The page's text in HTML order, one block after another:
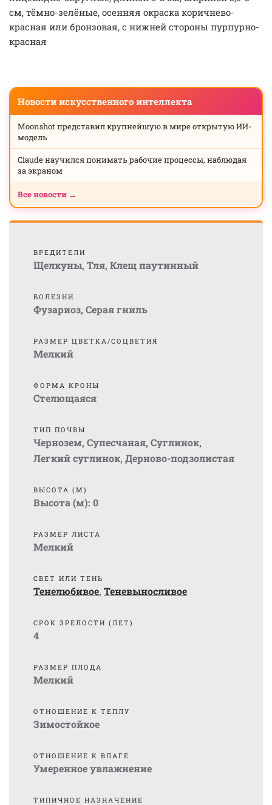
см, тёмно-зелёные, осенняя окраска коричнево-
красная или бронзовая, с нижней стороны пурпурно-
красная
Новости искусственного интеллекта
Moonshot представил крупнейшую в мире открытую ИИ-
модель
Claude научился понимать рабочие процессы, наблюдая
за экраном
Все новости →
ВРЕДИТЕЛИ
Щелкуны, Тля, Клещ паутинный
БОЛЕЗНИ
Фузариоз, Серая гниль
РАЗМЕР ЦВЕТКА/СОЦВЕТИЯ
Мелкий
ФОРМА КРОНЫ
Стелющаяся
ТИП ПОЧВЫ
Чернозем, Супесчаная, Суглинок,
Легкий суглинок, Дерново-подзолистая
ВЫСОТА (М)
Высота (м): 0
РАЗМЕР ЛИСТА
Мелкий
СВЕТ ИЛИ ТЕНЬ
Тенелюбивое, Теневыносливое
СРОК ЗРЕЛОСТИ (ЛЕТ)
4
РАЗМЕР ПЛОДА
Мелкий
ОТНОШЕНИЕ К ТЕПЛУ
Зимостойкое
ОТНОШЕНИЕ К ВЛАГЕ
Умеренное увлажнение
ТИПИЧНОЕ НАЗНАЧЕНИЕ